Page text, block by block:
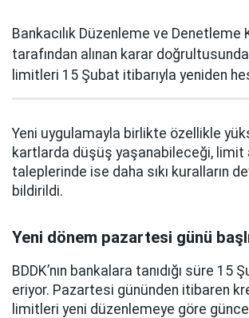
Bankacılık Düzenleme ve Denetleme
tarafından alınan karar
limitleri 15 Şubat itibarıyla yeniden
Yeni uygulamayla birlikte özellikle
kartlarda düşüş yaşanabileceği, limit
taleplerinde ise daha sıkı kuralların
bildirildi.
Yeni dönem pazartesi günü
BDDK’nın bankalara tanıdığı süre 15
eriyor. Pazartesi gününden itibaren
limitleri yeni düzenlemeye göre